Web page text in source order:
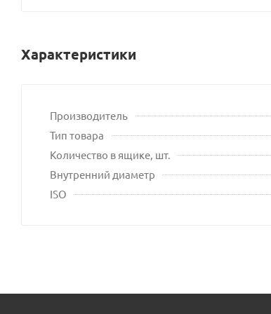
Характеристики
Производитель
Тип товара
Количество в ящике, шт.
Внутренний диаметр
ISO